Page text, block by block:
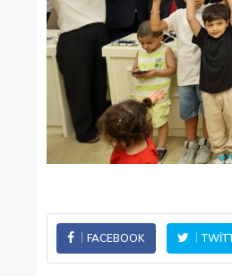
FACEBOOK